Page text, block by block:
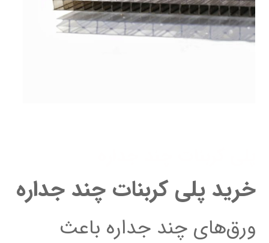
خرید پلی کربنات چند جداره
ورق‌های چند جداره باعث